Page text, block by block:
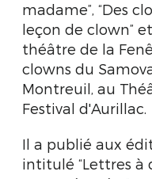
madame”, “Des
leçon de clown”
théâtre de la
clowns du
Montreuil, au
Festival d'Aurillac.
Il a publié aux
intitulé “Lettres à